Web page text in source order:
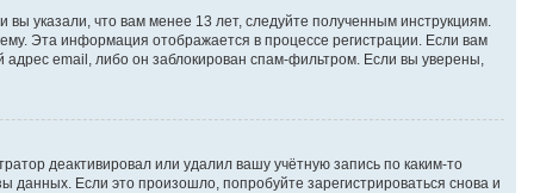
указали, что вам менее 13 лет, следуйте полученным инструкциям.
Эта информация отображается в процессе регистрации. Если вам
email, либо он заблокирован спам-фильтром. Если вы уверены,
деактивировал или удалил вашу учётную запись по каким-то
Если это произошло, попробуйте зарегистрироваться снова и